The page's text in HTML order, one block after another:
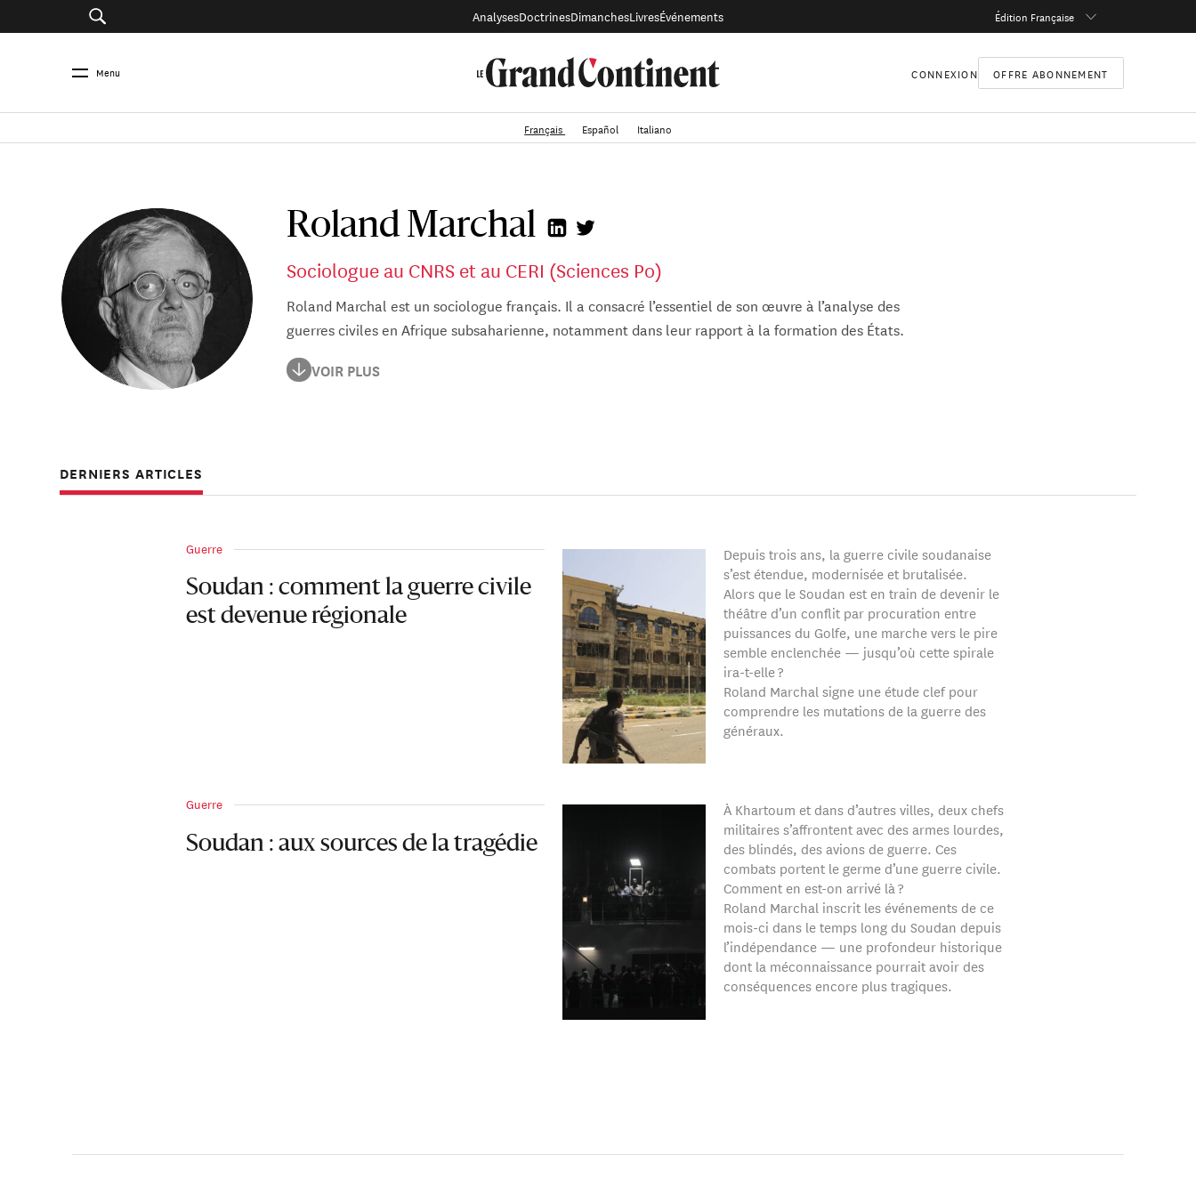
AnalysesDoctrinesDimanchesLivresÉvénements Édition Française
Menu CONNEXION OFFRE ABONNEMENT
Français Español Italiano
Roland Marchal
Sociologue au CNRS et au CERI (Sciences Po)
Roland Marchal est un sociologue français. Il a consacré l’essentiel de son œuvre à l’analyse des
guerres civiles en Afrique subsaharienne, notamment dans leur rapport à la formation des États.
Roland Marchal étudie les mathématiques et les sciences sociales à l’université de Strasbourg, à
l’EHESS et à l’université Paris VI.
VOIR PLUS
DERNIERS ARTICLES
Guerre
Soudan : comment la guerre civile
est devenue régionale
Depuis trois ans, la guerre civile soudanaise
s’est étendue, modernisée et brutalisée.
Alors que le Soudan est en train de devenir le
théâtre d’un conflit par procuration entre
puissances du Golfe, une marche vers le pire
semble enclenchée — jusqu’où cette spirale
ira-t-elle ?
Roland Marchal signe une étude clef pour
comprendre les mutations de la guerre des
généraux.
Guerre
Soudan : aux sources de la tragédie
À Khartoum et dans d’autres villes, deux chefs
militaires s’affrontent avec des armes lourdes,
des blindés, des avions de guerre. Ces
combats portent le germe d’une guerre civile.
Comment en est-on arrivé là ?
Roland Marchal inscrit les événements de ce
mois-ci dans le temps long du Soudan depuis
l’indépendance — une profondeur historique
dont la méconnaissance pourrait avoir des
conséquences encore plus tragiques.